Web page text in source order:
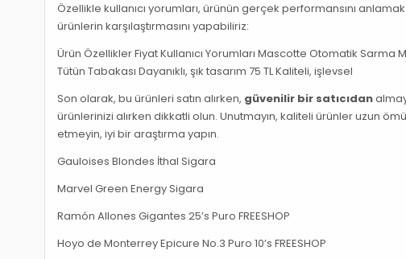
Özellikle kullanıcı yorumları, ürünün gerçek performansını
ürünlerin karşılaştırmasını yapabiliriz:
Ürün Özellikler Fiyat Kullanıcı Yorumları Mascotte Otomatik Sarma
Tütün Tabakası Dayanıklı, şık tasarım 75 TL Kaliteli, işlevsel
Son olarak, bu ürünleri satın alırken, güvenilir bir satıcıdan
ürünlerinizi alırken dikkatli olun. Unutmayın, kaliteli ürünler uzun
etmeyin, iyi bir araştırma yapın.
Gauloises Blondes İthal Sigara
Marvel Green Energy Sigara
Ramón Allones Gigantes 25’s Puro FREESHOP
Hoyo de Monterrey Epicure No.3 Puro 10’s FREESHOP